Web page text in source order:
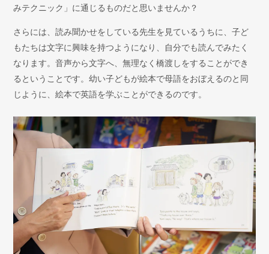
みテクニック」に通じるものだと思いませんか？
さらには、読み聞かせをしている先生を見ているうちに、子ど
もたちは文字に興味を持つようになり、自分でも読んでみたく
なります。音声から文字へ、無理なく橋渡しをすることができ
るということです。幼い子どもが絵本で母語をおぼえるのと同
じように、絵本で英語を学ぶことができるのです。